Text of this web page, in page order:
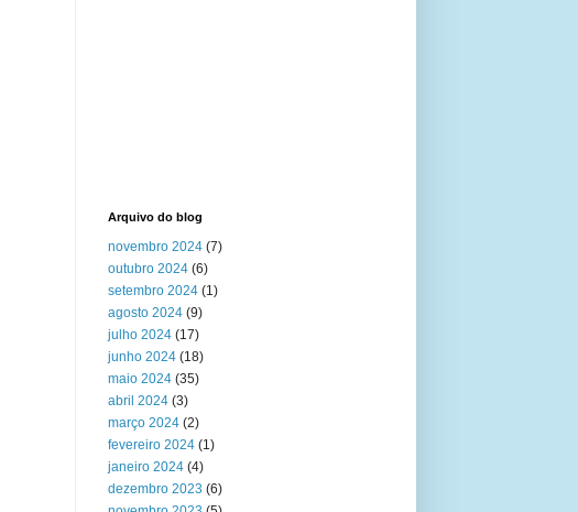
Arquivo do blog
novembro 2024 (7)
outubro 2024 (6)
setembro 2024 (1)
agosto 2024 (9)
julho 2024 (17)
junho 2024 (18)
maio 2024 (35)
abril 2024 (3)
março 2024 (2)
fevereiro 2024 (1)
janeiro 2024 (4)
dezembro 2023 (6)